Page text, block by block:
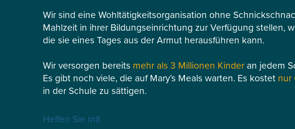
Wir sind eine Wohltätigkeitsorganisation ohne
Mahlzeit in ihrer Bildungseinrichtung zur Verfügung stellen,
die sie eines Tages aus der Armut herausführen kann.
Wir versorgen bereits mehr als 3 Millionen Kinder an jedem
Es gibt noch viele, die auf Mary’s Meals warten. Es kostet nur
in der Schule zu sättigen.
Helfen Sie mit